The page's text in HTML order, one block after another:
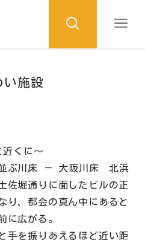
い施設
くに～
ぶ川床 － 大阪川床 北浜
佐堀通りに面したビルの正
り、都会の真ん中にあると
に広がる。
手を振りあえるほど近い距